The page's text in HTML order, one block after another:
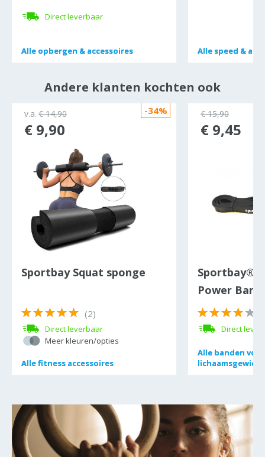
Direct leverbaar
Alle opbergen & accessoires
Alle opbergen & accessoires Alle speed &
Alle speed &
Andere klanten kochten ook
-34%
Sportbay Squat sponge
(2)
Direct leverbaar
Meer kleuren/opties
Allefitness accessoires
Allefitness accessoires
v.a. € 14,90
€ 9,90
Sportbay®
Power Band
Direct
Alle banden
lichaamsgewicht
Alle banden
lichaamsgewicht
€ 15,90
€ 9,45